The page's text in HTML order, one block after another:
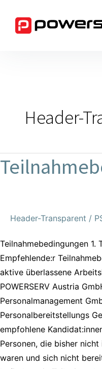
Inhalt
springen
Header-
Header-Transparent /
Teilnahmebedingungen 1.
Empfehlende:r
aktive überlassene
POWERSERV Austria
Personalmanagement
Personalbereitstellungs
empfohlene
Personen, die bisher
waren und sich nicht
Teilnahmebedingungen